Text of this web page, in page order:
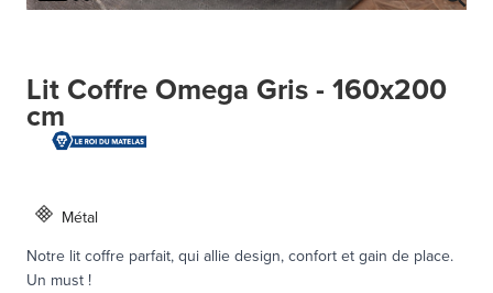
Lit Coffre Omega Gris - 160x200
cm
Métal
Notre lit coffre parfait, qui allie design, confort et gain de place.
Un must !